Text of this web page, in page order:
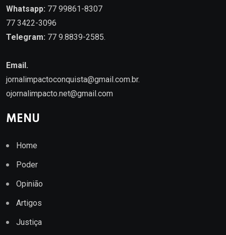
Whatsapp: 77 99861-8307
77 3422-3096
Telegram: 77 9.8839-2585.
Email.
jornalimpactoconquista@gmail.com.br.
ojornalimpacto.net@gmail.com
MENU
Home
Poder
Opinião
Artigos
Justiça